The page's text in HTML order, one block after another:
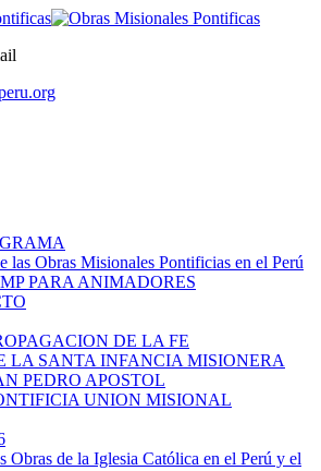
las Obras Misionales Pontificias en el Perú
PARA ANIMADORES
DE LA FE
LA SANTA INFANCIA MISIONERA
PEDRO APOSTOL
UNION MISIONAL
Obras de la Iglesia Católica en el Perú y el